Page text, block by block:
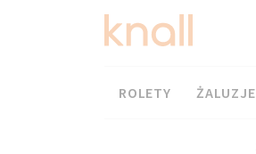
Menu
ROLETY ŻALUZJE